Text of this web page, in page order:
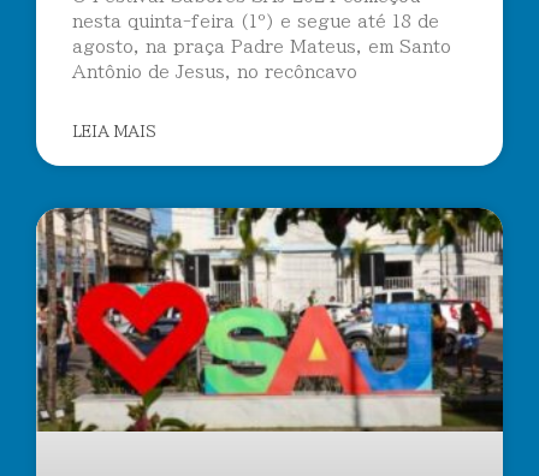
nesta quinta-feira (1º) e segue até 18 de
agosto, na praça Padre Mateus, em Santo
Antônio de Jesus, no recôncavo
LEIA MAIS